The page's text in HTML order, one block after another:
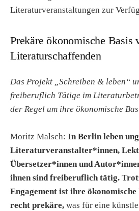
Literaturveranstaltungen zur
Prekäre ökonomische Basis
Literaturschaffenden
Das Projekt „Schreiben & leben“
freiberuflich Tätige im
der Regel um ihre ökonomische
Moritz Malsch: In Berlin leben
Literaturveranstalter*innen,
Übersetzer*innen und
ihnen sind freiberuflich tätig.
Engagement ist ihre
recht prekäre, was für eine